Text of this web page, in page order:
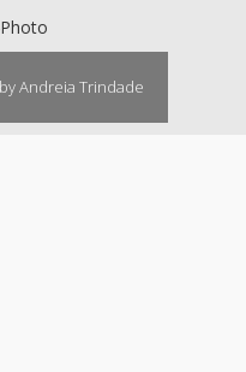
Andreia Trindade